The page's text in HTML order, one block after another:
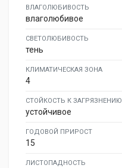
ВЛАГОЛЮБИВОСТЬ
влаголюбивое
СВЕТОЛЮБИВОСТЬ
тень
КЛИМАТИЧЕСКАЯ ЗОНА
4
СТОЙКОСТЬ К ЗАГРЯЗНЕНИЮ
устойчивое
ГОДОВОЙ ПРИРОСТ
15
ЛИСТОПАДНОСТЬ